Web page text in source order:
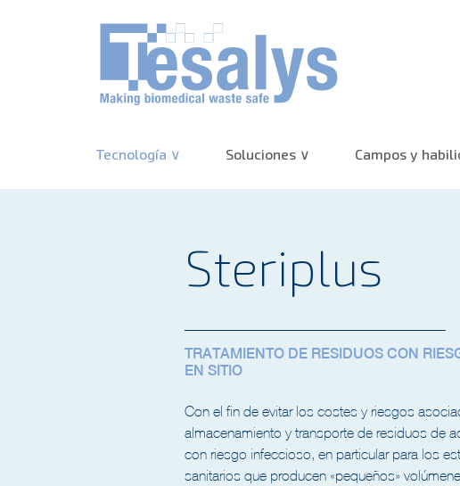
Tecnología Soluciones Campos y
Steriplus
TRATAMIENTO DE RESIDUOS CON
EN SITIO
Con el fin de evitar los costes y riesgos
almacenamiento y transporte de residuos de
con riesgo infeccioso, en particular para los
sanitarios que producen «pequeños»